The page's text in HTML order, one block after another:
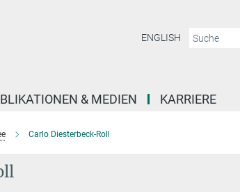
ENGLISH
& MEDIEN KARRIERE
Carlo Diesterbeck-Roll